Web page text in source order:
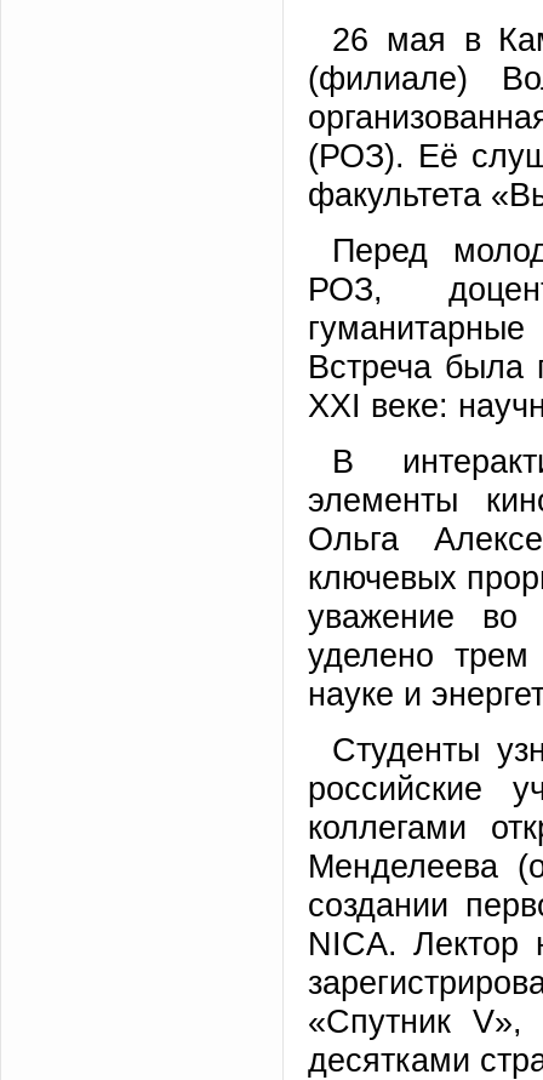
26 мая в
(филиале)
(РОЗ). Её
факультета
Перед
РОЗ,
Встреча была
XXI веке:
В
элементы
Ольга
ключевых
уважение
уделено
науке и
Студенты
российские
коллегами
Менделеева
создании
NICA. Лектор
«Спутник V»,
десятками